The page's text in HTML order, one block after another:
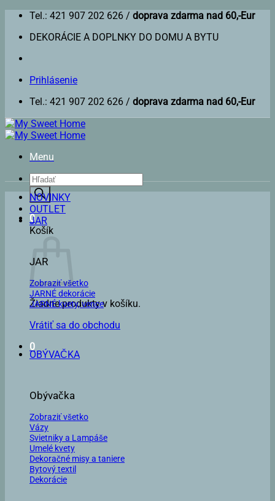
Skip
content
Tel.: 421 907 202 626 / doprava zdarma nad 60,-Eur
DEKORÁCIE A DOPLNKY DO DOMU A BYTU
Prihlásenie
Tel.: 421 907 202 626 / doprava zdarma nad 60,-Eur
Menu
Products
search
0
Košík
Žiadne produkty v košíku.
Vrátiť sa do obchodu
0
NOVINKY
OUTLET
JAR
JAR
Zobraziť všetko
JARNÉ dekorácie
JARNÉ kvety, vence
OBÝVAČKA
Obývačka
Zobraziť všetko
Vázy
Svietniky a Lampáše
Umelé kvety
Dekoračné misy a taniere
Bytový textil
Dekorácie